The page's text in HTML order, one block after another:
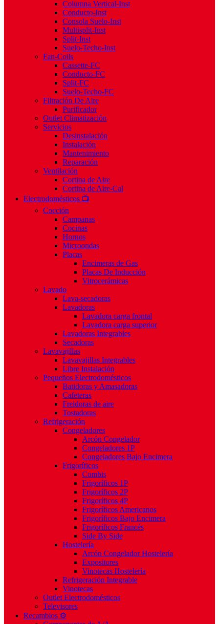
Columna Vertical-Inst
Conducto-Inst
Consola Suelo-Inst
Multisplit-Inst
Split-Inst
Suelo-Techo-Inst
Fan-Coils
Cassette-FC
Conducto-FC
Split-FC
Suelo-Techo-FC
Filtración De Aire
Purificador
Outlet Climatización
Servicios
Desinstalación
Instalación
Mantenimiento
Reparación
Ventilación
Cortina de Aire
Cortina de Aire-Cal
Electrodomésticos 📺
Cocción
Campanas
Cocinas
Hornos
Microondas
Placas
Encimeras de Gas
Placas De Inducción
Vitrocerámicas
Lavado
Lava-secadoras
Lavadoras
Lavadora carga frontal
Lavadora carga superior
Lavadoras Integrables
Secadoras
Lavavajillas
Lavavajillas Integrables
Libre Instalación
Pequeños Electrodomésticos
Batidoras y Amasadoras
Cafeteras
Freidoras de aire
Tostadoras
Refrigeración
Congeladores
Arcón Congelador
Congeladores 1P
Congeladores Bajo Encimera
Frigoríficos
Combis
Frigoríficos 1P
Frigoríficos 2P
Frigoríficos 4P
Frigoríficos Americanos
Frigoríficos Bajo Encimera
Frigoríficos Francés
Side By Side
Hostelería
Arcón Congelador Hostelería
Expositores
Vinotecas Hostelería
Refrigeración Integrable
Vinotecas
Outlet Electrodomésticos
Televisores
Recambios ⚙️